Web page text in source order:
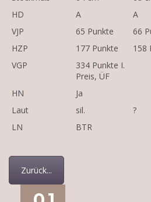
HD
A A
VJP
65 Punkte
66
HZP
177 Punkte 158
VGP
334 Punkte I.
Preis, ÜF
HN
Ja
Laut
sil. ?
LN
BTR
Zurück...